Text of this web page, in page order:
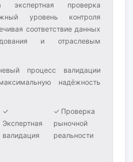
экспертная проверка
уровень контроля
соответствие данных
и отраслевым
процесс валидации
надёжность
✓
Экспертная
валидация
✓ Проверка
рыночной
реальности